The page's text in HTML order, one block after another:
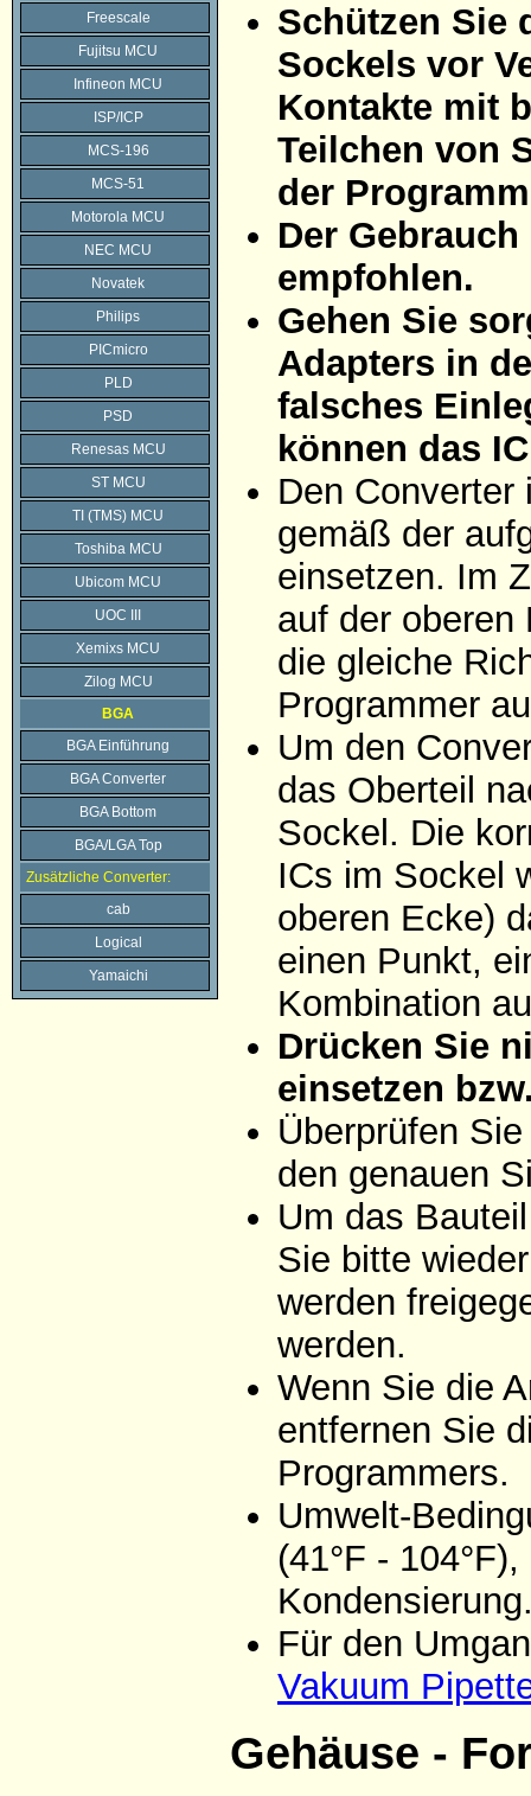
Freescale
Fujitsu MCU
Infineon MCU
ISP/ICP
MCS-196
MCS-51
Motorola MCU
NEC MCU
Novatek
Philips
PICmicro
PLD
PSD
Renesas MCU
ST MCU
TI (TMS) MCU
Toshiba MCU
Ubicom MCU
UOC III
Xemixs MCU
Zilog MCU
BGA
BGA Einführung
BGA Converter
BGA Bottom
BGA/LGA Top
Zusätzliche Converter:
cab
Logical
Yamaichi
Schützen Sie
Sockels vor
Kontakte mit
Teilchen von
der
Der
empfohlen.
Gehen Sie
Adapters in
falsches
können das
Den
gemäß der
einsetzen. Im
auf der
die gleiche
Programmer
Um den
das Oberteil
Sockel. Die
ICs im Sockel
oberen Ecke)
einen Punkt,
Kombination
Drücken Sie
einsetzen
Überprüfen
den genauen
Um das
Sie bitte
werden
werden.
Wenn Sie die
entfernen Sie
Programmers.
Umwelt-
(41°F -
Für den
Vakuum
Gehäuse -